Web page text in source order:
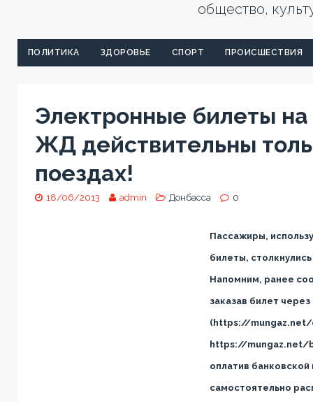
общество,
ПОЛИТИКА ЗДОРОВЬЕ СПОРТ ПРОИСШЕСТВИЯ
Электронные билеты
ЖД действительны
поездах!
18/06/2013 admin Донбасса 0
Пассажиры,
билеты,
Напомним, ранее
заказав билет
(https://mungaz.net/
https://mungaz.net/
оплатив
самостоятельно